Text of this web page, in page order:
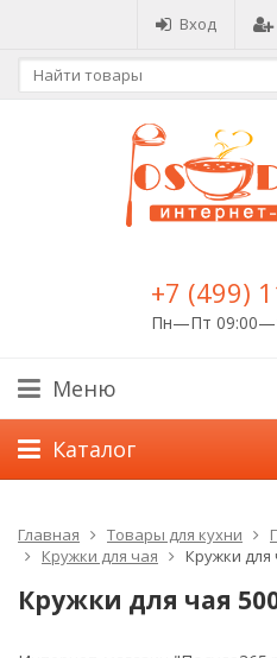
Вход
+7 (499)
Пн—Пт
Меню
Каталог
Главная Товары для кухни
Кружки для чая
Кружки для
Кружки для чая